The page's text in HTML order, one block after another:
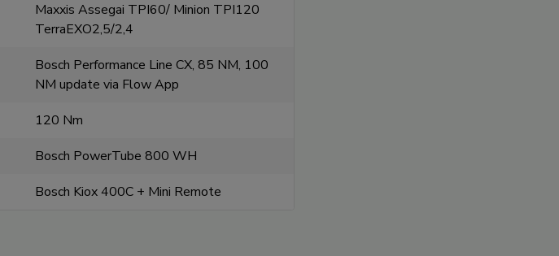
Maxxis Assegai TPI60/ Minion TPI120
TerraEXO2,5/2,4
Bosch Performance Line CX, 85 NM, 100
NM update via Flow App
120 Nm
Bosch PowerTube 800 WH
Bosch Kiox 400C + Mini Remote